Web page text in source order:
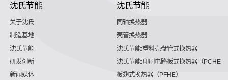
沈氏节能
关于沈氏
制造基地
沈氏节能
研发创新
新闻媒体
沈氏节能
同轴换热器
壳管换热器
沈氏节能:塑料壳盘管式换热器
沈氏节能:印刷电路板式换热器（PCHE）
板翅式换热器（PFHE）